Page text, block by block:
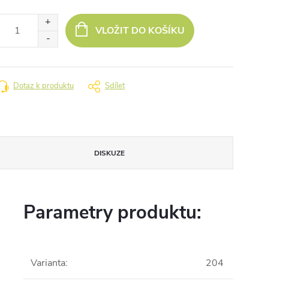
VLOŽIT DO KOŠÍKU
Dotaz k produktu Sdílet
DISKUZE
Parametry produktu:
Varianta: 204